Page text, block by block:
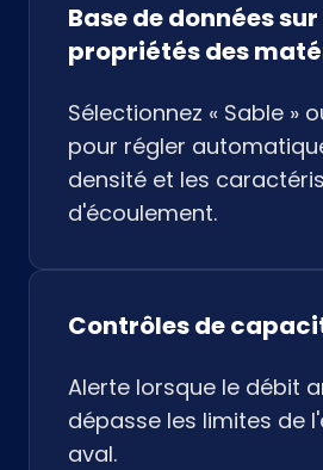
Base de données
propriétés des
Sélectionnez « Sable »
pour régler
densité et les
d'écoulement.
Contrôles de
Alerte lorsque le débit
dépasse les limites de
aval.